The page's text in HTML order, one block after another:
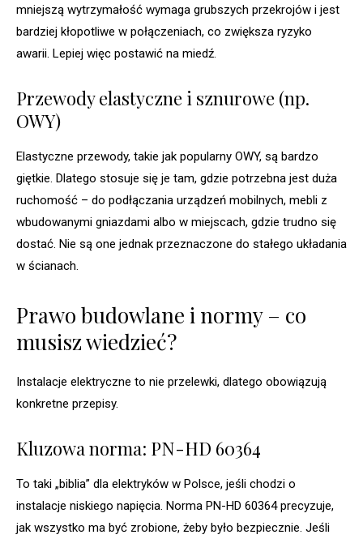
mniejszą wytrzymałość wymaga grubszych przekrojów i jest
bardziej kłopotliwe w połączeniach, co zwiększa ryzyko
awarii. Lepiej więc postawić na miedź.
Przewody elastyczne i sznurowe (np.
OWY)
Elastyczne przewody, takie jak popularny OWY, są bardzo
giętkie. Dlatego stosuje się je tam, gdzie potrzebna jest duża
ruchomość – do podłączania urządzeń mobilnych, mebli z
wbudowanymi gniazdami albo w miejscach, gdzie trudno się
dostać. Nie są one jednak przeznaczone do stałego układania
w ścianach.
Prawo budowlane i normy – co
musisz wiedzieć?
Instalacje elektryczne to nie przelewki, dlatego obowiązują
konkretne przepisy.
Kluzowa norma: PN-HD 60364
To taki „biblia” dla elektryków w Polsce, jeśli chodzi o
instalacje niskiego napięcia. Norma PN-HD 60364 precyzuje,
jak wszystko ma być zrobione, żeby było bezpiecznie. Jeśli